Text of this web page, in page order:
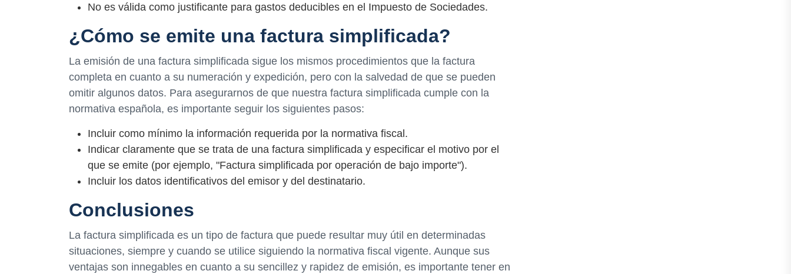
No es válida como justificante para gastos deducibles en el Impuesto de Sociedades.
¿Cómo se emite una factura simplificada?
La emisión de una factura simplificada sigue los mismos procedimientos que la factura
completa en cuanto a su numeración y expedición, pero con la salvedad de que se pueden
omitir algunos datos. Para asegurarnos de que nuestra factura simplificada cumple con la
normativa española, es importante seguir los siguientes pasos:
Incluir como mínimo la información requerida por la normativa fiscal.
Indicar claramente que se trata de una factura simplificada y especificar el motivo por el
que se emite (por ejemplo, "Factura simplificada por operación de bajo importe").
Incluir los datos identificativos del emisor y del destinatario.
Conclusiones
La factura simplificada es un tipo de factura que puede resultar muy útil en determinadas
situaciones, siempre y cuando se utilice siguiendo la normativa fiscal vigente. Aunque sus
ventajas son innegables en cuanto a su sencillez y rapidez de emisión, es importante tener en